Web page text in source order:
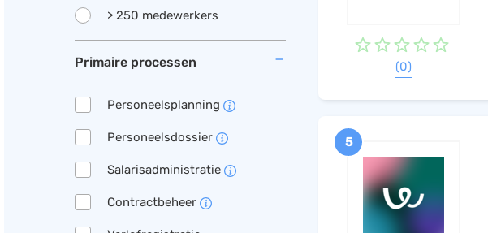
(0)
5
> 250 medewerkers
Primaire processen
Personeelsplanning
Personeelsdossier
Salarisadministratie
Contractbeheer